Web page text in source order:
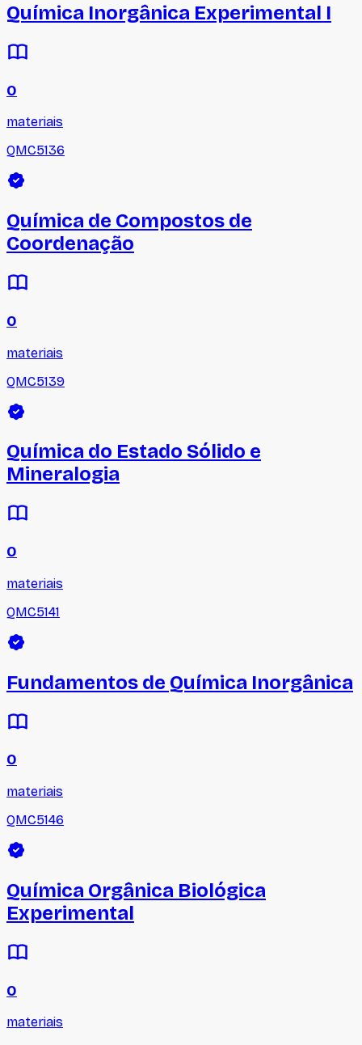
Química Inorgânica Experimental I
0
materiais
QMC5136
Química de Compostos de
Coordenação
0
materiais
QMC5139
Química do Estado Sólido e
Mineralogia
0
materiais
QMC5141
Fundamentos de Química Inorgânica
0
materiais
QMC5146
Química Orgânica Biológica
Experimental
0
materiais